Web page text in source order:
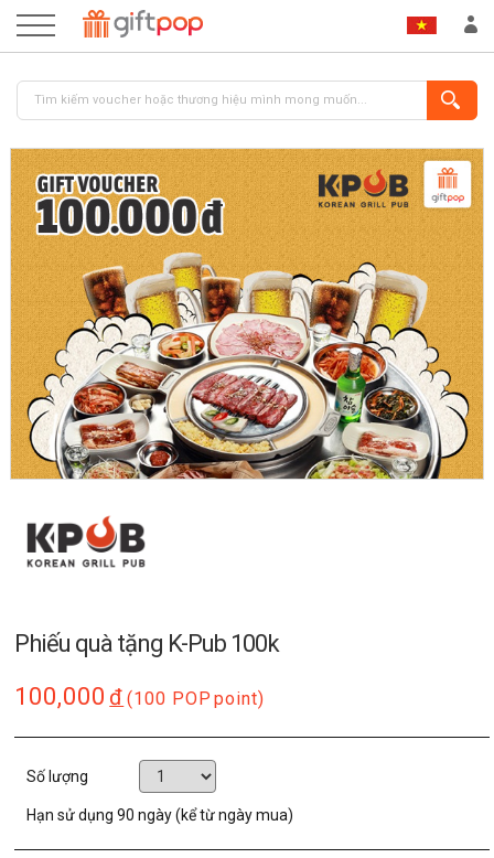
ĐĂNG NHẬP ĐĂNG KÝ
Phiếu quà tặng K-Pub 100k
100,000 đ (100 POP point)
Số lượng
Hạn sử dụng90 ngày (kể từ ngày mua)